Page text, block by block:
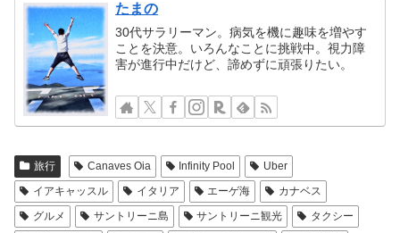
たまの
30代サラリーマン。病気を機に趣味を増やす
ことを決意。いろんなことに挑戦中。視力障
害が進行中だけど、諦めずに頑張りたい。
旅行 Canaves Oia Infinity Pool
Uber
イアキャッスル
イタリア エーゲ海
カナベス
グルメ
サントリーニ島 サントリーニ観光
タクシー